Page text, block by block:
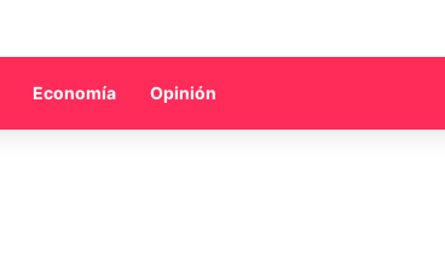
Economía Opinión